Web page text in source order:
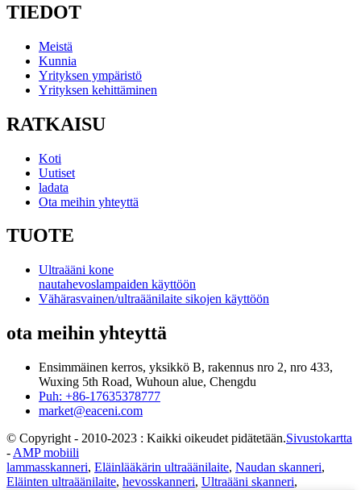
TIEDOT
Meistä
Kunnia
Yrityksen ympäristö
Yrityksen kehittäminen
RATKAISU
Koti
Uutiset
ladata
Ota meihin yhteyttä
TUOTE
Ultraääni kone
nautahevoslampaiden käyttöön
Vähärasvainen/ultraäänilaite sikojen käyttöön
ota meihin yhteyttä
Ensimmäinen kerros, yksikkö B, rakennus nro 2, nro 433,
Wuxing 5th Road, Wuhoun alue, Chengdu
Puh: +86-17635378777
market@eaceni.com
© Copyright - 2010-2023 : Kaikki oikeudet pidätetään.Sivustokartta
- AMP mobiili
lammasskanneri, Eläinlääkärin ultraäänilaite, Naudan skanneri,
Eläinten ultraäänilaite, hevosskanneri, Ultraääni skanneri,